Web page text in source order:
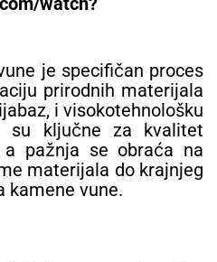
je specifičan proces
prirodnih materijala
i visokotehnološku
su ključne za kvalitet
a pažnja se obraća na
materijala do krajnjeg
kamene vune.